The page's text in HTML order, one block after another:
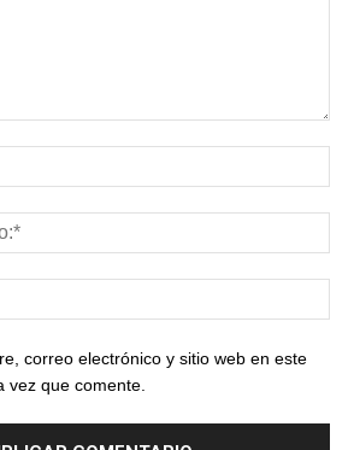
correo electrónico y sitio web en este
vez que comente.